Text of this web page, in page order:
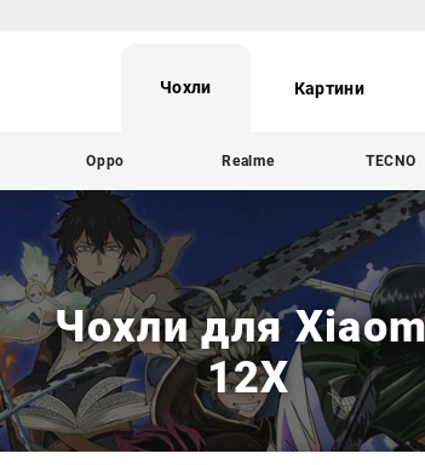
Чохли Картини
Oppo Realme TECNO
Чохли для
12X